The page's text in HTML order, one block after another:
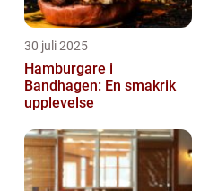
30 juli 2025
Hamburgare i
Bandhagen: En smakrik
upplevelse